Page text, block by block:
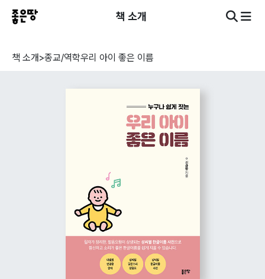
책 소개
책 소개>종교/역학우리 아이 좋은 이름